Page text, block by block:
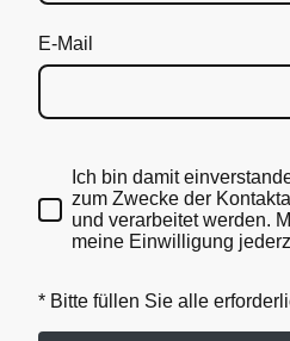
E-Mail
Ich bin damit
zum Zwecke der
und verarbeitet werden.
meine Einwilligung
* Bitte füllen Sie alle